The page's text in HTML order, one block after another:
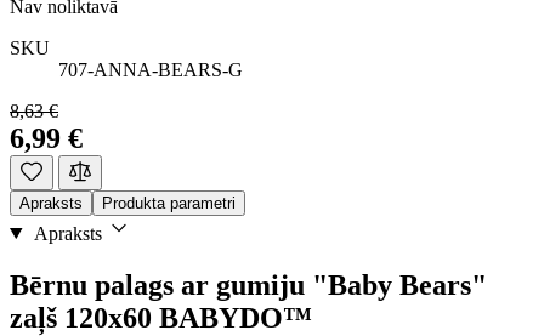
Nav noliktavā
SKU
707-ANNA-BEARS-G
8,63 €
6,99 €
Apraksts Produkta parametri
Apraksts
Bērnu palags ar gumiju "Baby Bears"
zaļš 120x60 BABYDO™